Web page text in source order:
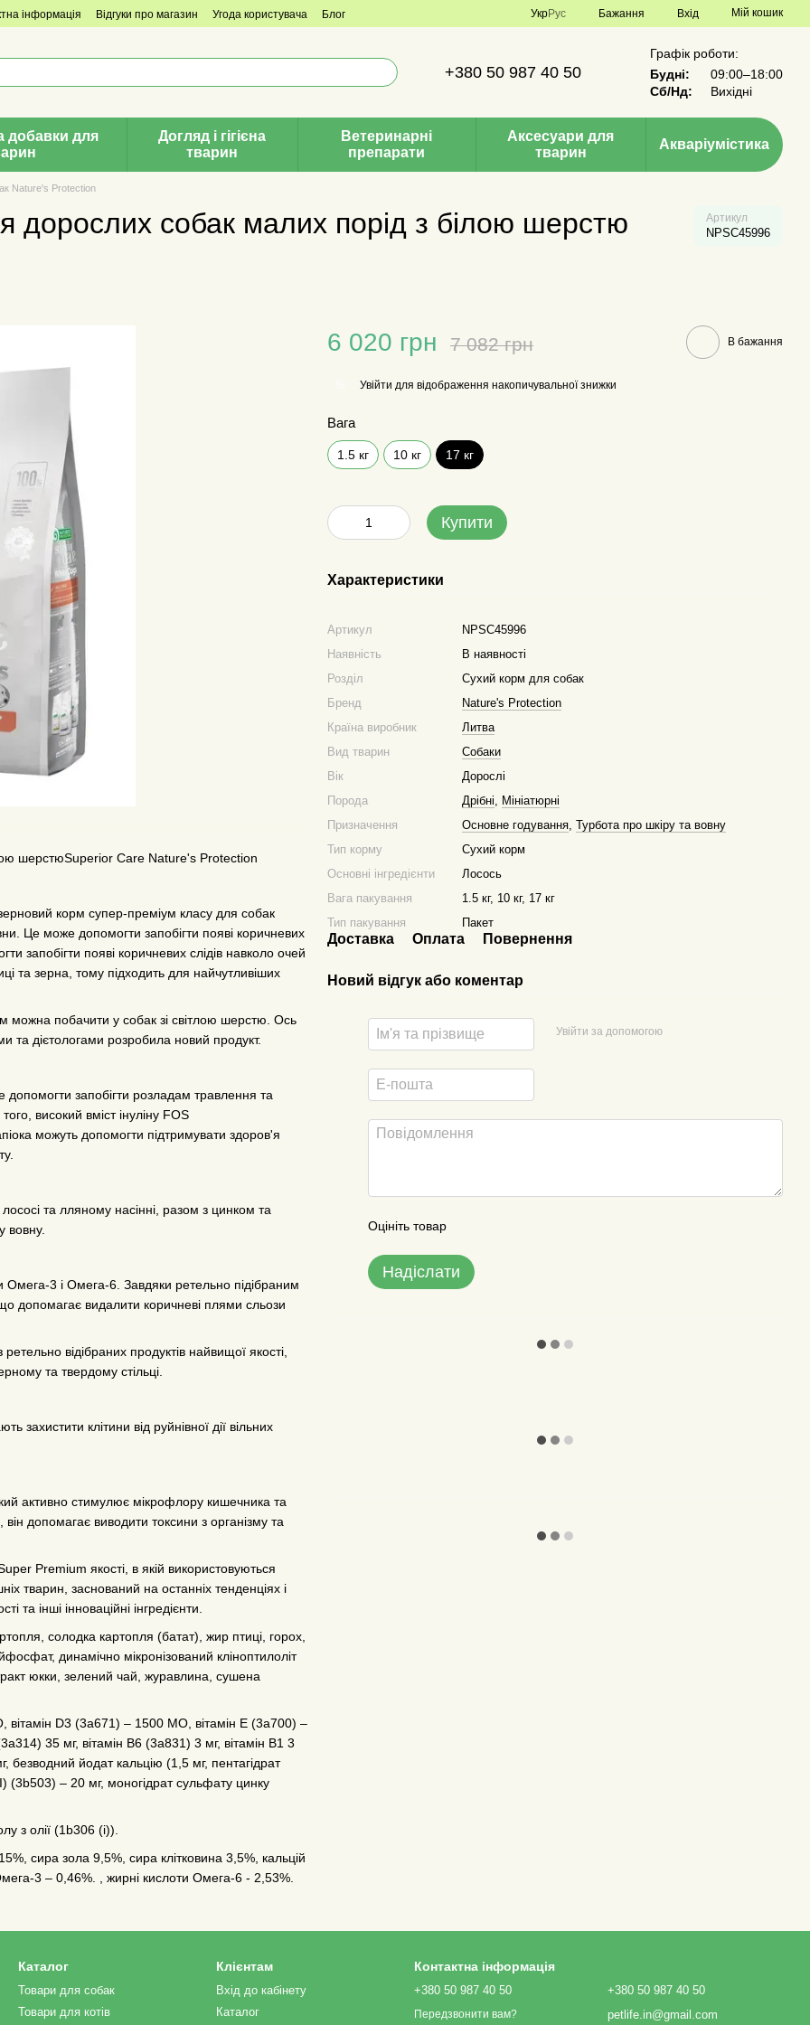
інформація Відгуки про магазин Угода користувача Блог УкрРус Бажання Вхід Мій кошик
+380 50 987 40 50
Графік роботи:
Будні:
09:00–18:00
Сб/Нд:
Вихідні
добавки для
Догляд і гігієна
тварин
Ветеринарні
препарати
Аксесуари для
тварин
Акваріумістика
Nature's Protection
дорослих собак малих порід з білою шерстю Артикул
NPSC45996
шерстюSuperior Care Nature's Protection
корм супер-преміум класу для собак
Це може допомогти запобігти появі коричневих
запобігти появі коричневих слідів навколо очей
та зерна, тому підходить для найчутливіших
можна побачити у собак зі світлою шерстю. Ось
та дієтологами розробила новий продукт.
допомогти запобігти розладам травлення та
високий вміст інуліну FOS
можуть допомогти підтримувати здоров'я
та лляному насінні, разом з цинком та
вовну.
Омега-3 і Омега-6. Завдяки ретельно підібраним
допомагає видалити коричневі плями сльози
відібраних продуктів найвищої якості,
та твердому стільці.
захистити клітини від руйнівної дії вільних
активно стимулює мікрофлору кишечника та
допомагає виводити токсини з організму та
Premium якості, в якій використовуються
тварин, заснований на останніх тенденціях і
інші інноваційні інгредієнти.
солодка картопля (батат), жир птиці, горох,
динамічно мікронізований кліноптилоліт
юкки, зелений чай, журавлина, сушена
вітамін D3 (3a671) – 1500 МО, вітамін E (3a700) –
35 мг, вітамін B6 (3a831) 3 мг, вітамін B1 3
безводний йодат кальцію (1,5 мг, пентагідрат
(3b503) – 20 мг, моногідрат сульфату цинку
з олії (1b306 (i)).
сира зола 9,5%, сира клітковина 3,5%, кальцій
3 – 0,46%. , жирні кислоти Омега-6 - 2,53%.
6 020 грн 7 082 грн В бажання
Увійти для відображення накопичувальної знижки
Вага
1.5 кг 10 кг 17 кг
Купити
Характеристики
Артикул
NPSC45996
Наявність
В наявності
Розділ
Сухий корм для собак
Бренд
Nature's Protection
Країна виробник
Литва
Вид тварин
Собаки
Вік
Дорослі
Порода
Дрібні, Мініатюрні
Призначення
Основне годування,Турбота про шкіру та вовну
Тип корму
Сухий корм
Основні інгредієнти
Лосось
Вага пакування
1.5 кг, 10 кг, 17 кг
Тип пакування
Пакет
Доставка Оплата Повернення
Новий відгук або коментар
Увійти за допомогою
Оцініть товар
Надіслати
Каталог
Товари для собак
Товари для котів
Клієнтам
Вхід до кабінету
Каталог
Контактна інформація
+380 50 987 40 50
Передзвонити вам?
+380 50 987 40 50
petlife.in@gmail.com